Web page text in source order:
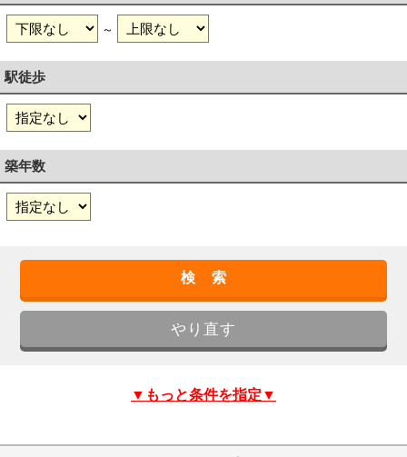
～
駅徒歩
築年数
▼もっと条件を指定▼